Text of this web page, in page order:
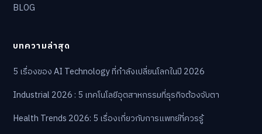
BLOG
บทความล่าสุด
5 เรื่องของ AI Technology ที่กำลังเปลี่ยนโลกในปี 2026
Industrial 2026 : 5 เทคโนโลยีอุตสาหกรรมที่ธุรกิจต้องจับตา
Health Trends 2026: 5 เรื่องเกี่ยวกับการแพทย์ที่ควรรู้